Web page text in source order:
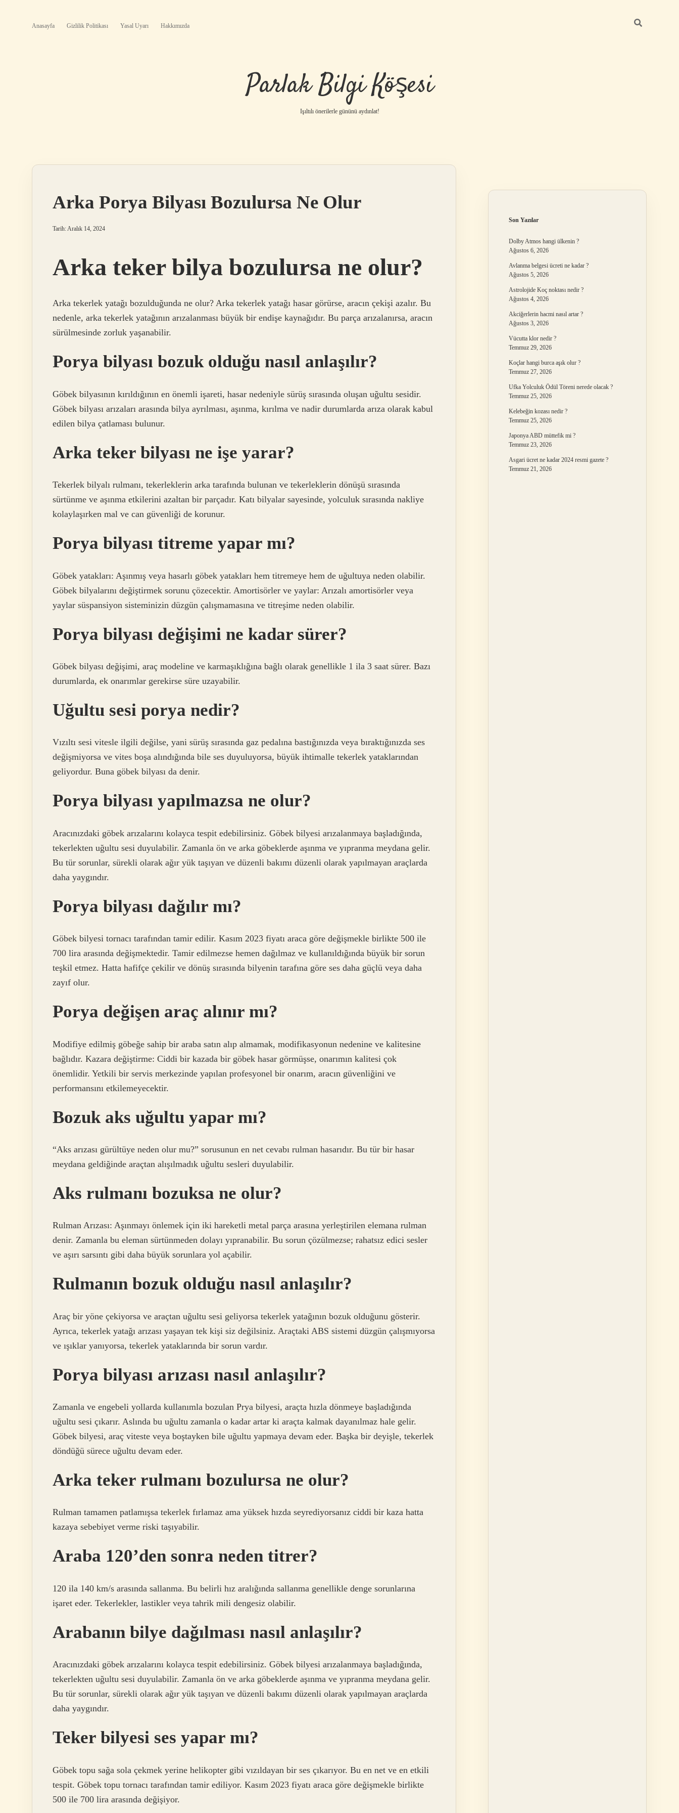
Anasayfa Gizlilik Politikası Yasal Uyarı Hakkımızda
Parlak Bilgi Köşesi
Işıltılı önerilerle gününü aydınlat!
Arka Porya Bilyası Bozulursa Ne Olur
Tarih: Aralık 14, 2024
Arka teker bilya bozulursa ne olur?
Arka tekerlek yatağı bozulduğunda ne olur? Arka tekerlek yatağı hasar görürse, aracın çekişi azalır. Bu
nedenle, arka tekerlek yatağının arızalanması büyük bir endişe kaynağıdır. Bu parça arızalanırsa, aracın
sürülmesinde zorluk yaşanabilir.
Porya bilyası bozuk olduğu nasıl anlaşılır?
Göbek bilyasının kırıldığının en önemli işareti, hasar nedeniyle sürüş sırasında oluşan uğultu sesidir.
Göbek bilyası arızaları arasında bilya ayrılması, aşınma, kırılma ve nadir durumlarda arıza olarak kabul
edilen bilya çatlaması bulunur.
Arka teker bilyası ne işe yarar?
Tekerlek bilyalı rulmanı, tekerleklerin arka tarafında bulunan ve tekerleklerin dönüşü sırasında
sürtünme ve aşınma etkilerini azaltan bir parçadır. Katı bilyalar sayesinde, yolculuk sırasında nakliye
kolaylaşırken mal ve can güvenliği de korunur.
Porya bilyası titreme yapar mı?
Göbek yatakları: Aşınmış veya hasarlı göbek yatakları hem titremeye hem de uğultuya neden olabilir.
Göbek bilyalarını değiştirmek sorunu çözecektir. Amortisörler ve yaylar: Arızalı amortisörler veya
yaylar süspansiyon sisteminizin düzgün çalışmamasına ve titreşime neden olabilir.
Porya bilyası değişimi ne kadar sürer?
Göbek bilyası değişimi, araç modeline ve karmaşıklığına bağlı olarak genellikle 1 ila 3 saat sürer. Bazı
durumlarda, ek onarımlar gerekirse süre uzayabilir.
Uğultu sesi porya nedir?
Vızıltı sesi vitesle ilgili değilse, yani sürüş sırasında gaz pedalına bastığınızda veya bıraktığınızda ses
değişmiyorsa ve vites boşa alındığında bile ses duyuluyorsa, büyük ihtimalle tekerlek yataklarından
geliyordur. Buna göbek bilyası da denir.
Porya bilyası yapılmazsa ne olur?
Aracınızdaki göbek arızalarını kolayca tespit edebilirsiniz. Göbek bilyesi arızalanmaya başladığında,
tekerlekten uğultu sesi duyulabilir. Zamanla ön ve arka göbeklerde aşınma ve yıpranma meydana gelir.
Bu tür sorunlar, sürekli olarak ağır yük taşıyan ve düzenli bakımı düzenli olarak yapılmayan araçlarda
daha yaygındır.
Porya bilyası dağılır mı?
Göbek bilyesi tornacı tarafından tamir edilir. Kasım 2023 fiyatı araca göre değişmekle birlikte 500 ile
700 lira arasında değişmektedir. Tamir edilmezse hemen dağılmaz ve kullanıldığında büyük bir sorun
teşkil etmez. Hatta hafifçe çekilir ve dönüş sırasında bilyenin tarafına göre ses daha güçlü veya daha
zayıf olur.
Porya değişen araç alınır mı?
Modifiye edilmiş göbeğe sahip bir araba satın alıp almamak, modifikasyonun nedenine ve kalitesine
bağlıdır. Kazara değiştirme: Ciddi bir kazada bir göbek hasar görmüşse, onarımın kalitesi çok
önemlidir. Yetkili bir servis merkezinde yapılan profesyonel bir onarım, aracın güvenliğini ve
performansını etkilemeyecektir.
Bozuk aks uğultu yapar mı?
“Aks arızası gürültüye neden olur mu?” sorusunun en net cevabı rulman hasarıdır. Bu tür bir hasar
meydana geldiğinde araçtan alışılmadık uğultu sesleri duyulabilir.
Aks rulmanı bozuksa ne olur?
Rulman Arızası: Aşınmayı önlemek için iki hareketli metal parça arasına yerleştirilen elemana rulman
denir. Zamanla bu eleman sürtünmeden dolayı yıpranabilir. Bu sorun çözülmezse; rahatsız edici sesler
ve aşırı sarsıntı gibi daha büyük sorunlara yol açabilir.
Rulmanın bozuk olduğu nasıl anlaşılır?
Araç bir yöne çekiyorsa ve araçtan uğultu sesi geliyorsa tekerlek yatağının bozuk olduğunu gösterir.
Ayrıca, tekerlek yatağı arızası yaşayan tek kişi siz değilsiniz. Araçtaki ABS sistemi düzgün çalışmıyorsa
ve ışıklar yanıyorsa, tekerlek yataklarında bir sorun vardır.
Porya bilyası arızası nasıl anlaşılır?
Zamanla ve engebeli yollarda kullanımla bozulan Prya bilyesi, araçta hızla dönmeye başladığında
uğultu sesi çıkarır. Aslında bu uğultu zamanla o kadar artar ki araçta kalmak dayanılmaz hale gelir.
Göbek bilyesi, araç viteste veya boştayken bile uğultu yapmaya devam eder. Başka bir deyişle, tekerlek
döndüğü sürece uğultu devam eder.
Arka teker rulmanı bozulursa ne olur?
Rulman tamamen patlamışsa tekerlek fırlamaz ama yüksek hızda seyrediyorsanız ciddi bir kaza hatta
kazaya sebebiyet verme riski taşıyabilir.
Araba 120’den sonra neden titrer?
120 ila 140 km/s arasında sallanma. Bu belirli hız aralığında sallanma genellikle denge sorunlarına
işaret eder. Tekerlekler, lastikler veya tahrik mili dengesiz olabilir.
Arabanın bilye dağılması nasıl anlaşılır?
Aracınızdaki göbek arızalarını kolayca tespit edebilirsiniz. Göbek bilyesi arızalanmaya başladığında,
tekerlekten uğultu sesi duyulabilir. Zamanla ön ve arka göbeklerde aşınma ve yıpranma meydana gelir.
Bu tür sorunlar, sürekli olarak ağır yük taşıyan ve düzenli bakımı düzenli olarak yapılmayan araçlarda
daha yaygındır.
Teker bilyesi ses yapar mı?
Göbek topu sağa sola çekmek yerine helikopter gibi vızıldayan bir ses çıkarıyor. Bu en net ve en etkili
tespit. Göbek topu tornacı tarafından tamir ediliyor. Kasım 2023 fiyatı araca göre değişmekle birlikte
500 ile 700 lira arasında değişiyor.
Son Yazılar
Dolby Atmos hangi ülkenin ?
Ağustos 6, 2026
Avlanma belgesi ücreti ne kadar ?
Ağustos 5, 2026
Astrolojide Koç noktası nedir ?
Ağustos 4, 2026
Akciğerlerin hacmi nasıl artar ?
Ağustos 3, 2026
Vücutta klor nedir ?
Temmuz 29, 2026
Koçlar hangi burca aşık olur ?
Temmuz 27, 2026
Ufka Yolculuk Ödül Töreni nerede olacak ?
Temmuz 25, 2026
Kelebeğin kozası nedir ?
Temmuz 25, 2026
Japonya ABD müttefik mi ?
Temmuz 23, 2026
Asgari ücret ne kadar 2024 resmi gazete ?
Temmuz 21, 2026